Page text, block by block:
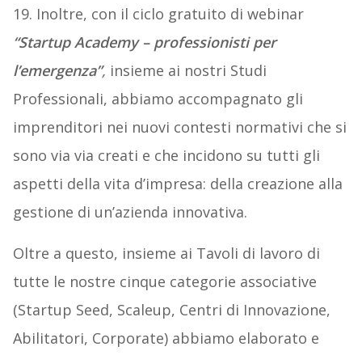
19. Inoltre, con il ciclo gratuito di webinar
“Startup Academy – professionisti per
l’emergenza”, insieme ai nostri Studi
Professionali, abbiamo accompagnato gli
imprenditori nei nuovi contesti normativi che si
sono via via creati e che incidono su tutti gli
aspetti della vita d’impresa: della creazione alla
gestione di un’azienda innovativa.
Oltre a questo, insieme ai Tavoli di lavoro di
tutte le nostre cinque categorie associative
(Startup Seed, Scaleup, Centri di Innovazione,
Abilitatori, Corporate) abbiamo elaborato e